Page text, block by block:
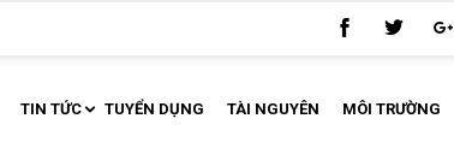
TIN TỨC TUYỂN DỤNG TÀI NGUYÊN MÔI TRƯỜNG